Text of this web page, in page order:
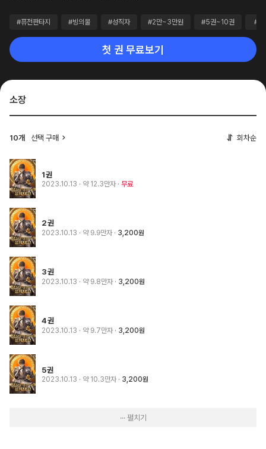
#퓨전판타지 #빙의물 #성직자 #2만~3만원 #5권~10권 #완
첫 권 무료보기
소장
10개 선택 구매 회차순
1권
2023.10.13 · 약 12.3만자 무료
2권
2023.10.13 · 약 9.9만자 3,200원
3권
2023.10.13 · 약 9.8만자 3,200원
4권
2023.10.13 · 약 9.7만자 3,200원
5권
2023.10.13 · 약 10.3만자 3,200원
··· 펼치기